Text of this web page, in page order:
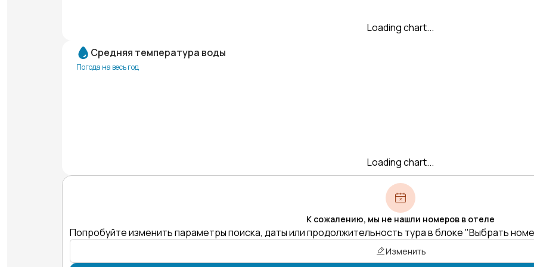
Loading chart...
Средняя температура воды
Погода на весь год
Loading chart...
К сожалению, мы не нашли номеров в отеле
Попробуйте изменить параметры поиска, даты или продолжительность тура в блоке "Выбрать
Изменить